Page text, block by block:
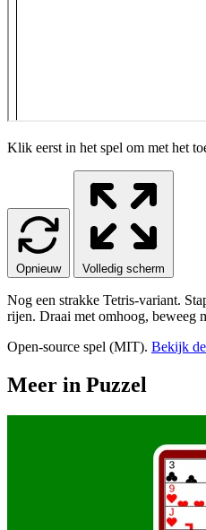
Klik eerst in het spel om met het
Opnieuw Volledig scherm
Nog een strakke Tetris-variant.
rijen. Draai met omhoog, beweeg
Open-source spel (MIT). Bekijk
Meer in Puzzel